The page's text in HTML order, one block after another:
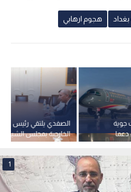
هجوم ارهابي
الصفدي يلتقي رئيس
الخارجية بمجلس الشيوخ
والسيناتور شاهين
جوية
1